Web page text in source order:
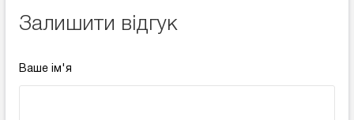
Залишити відгук
Ваше ім'я